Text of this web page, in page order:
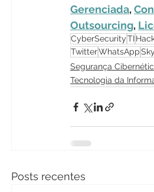
Gerenciada,
Outsourcing,
CyberSecurityTI
TwitterWhatsApp
Segurança
Tecnologia da
Posts recentes